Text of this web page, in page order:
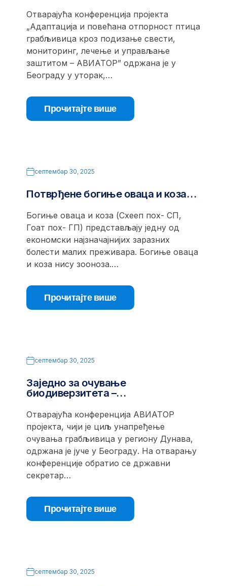
Отварајућа конференција пројекта
„Адаптација и повећана отпорност птица
грабљивица кроз подизање свести,
мониторинг, лечење и управљање
заштитом – АВИАТОР” одржана је у
Београду у уторак,…
Прочитајте више
септембар 30, 2025
Потврђене богиње оваца и коза…
Богиње оваца и коза (Схееп поx- СП,
Гоат поx- ГП) представљају једну од
економски најзначајнијих заразних
болести малих преживара. Богиње оваца
и коза нису зооноза.…
Прочитајте више
септембар 30, 2025
Заједно за очување
биодиверзитета –…
Отварајућа конференција АВИАТОР
пројекта, чији је циљ унапређење
очувања грабљивица у региону Дунава,
одржана је јуче у Београду. На отварању
конференције обратио се државни
секретар…
Прочитајте више
септембар 30, 2025